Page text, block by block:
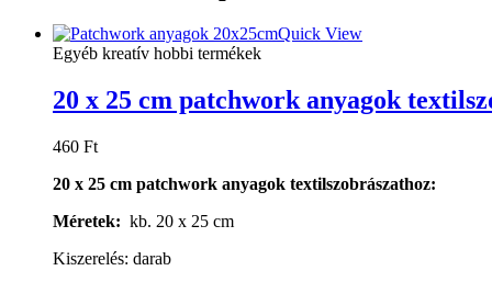
Quick View
Egyéb kreatív hobbi termékek
20 x 25 cm patchwork anyagok
460 Ft
20 x 25 cm patchwork anyagok textilszobrászathoz:
Méretek: kb. 20 x 25 cm
Kiszerelés: darab